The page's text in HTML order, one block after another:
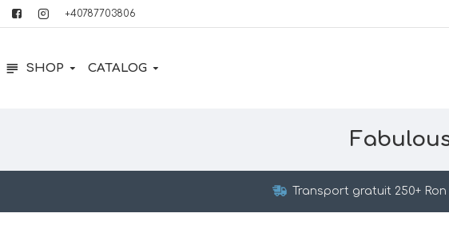
+40787703806
SHOP CATALOG
Transport gratuit 250+ Ron